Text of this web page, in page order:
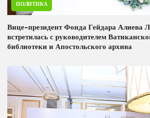
ПОЛИТИКА
Вице-президент Фонда Гейдара Алиева
встретилась с руководителем
библиотеки и Апостольского архива